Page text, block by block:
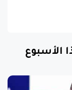
الأسبوع